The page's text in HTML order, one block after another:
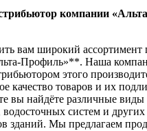
компании
вам широкий ассортимент
Профиль»**. Наша
этого
качество товаров и их
вы найдёте различные виды
систем и других
зданий. Мы предлагаем